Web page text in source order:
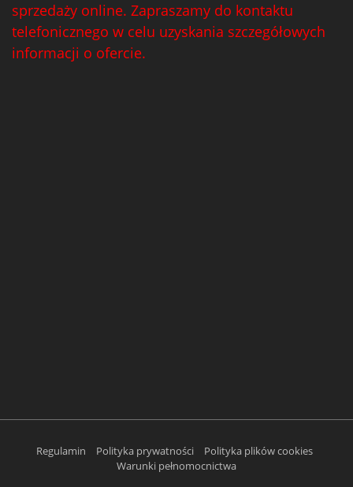
sprzedaży online. Zapraszamy do kontaktu
telefonicznego w celu uzyskania szczegółowych
informacji o ofercie.
Regulamin Polityka prywatności
Polityka plików cookies
Warunki pełnomocnictwa